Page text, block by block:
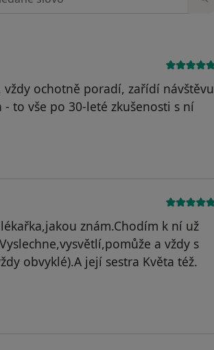
ochotně poradí, zařídí návštěvu
to vše po 30-leté zkušenosti s ní
odstraněn
znám.Chodím k ní už
a vždy s
obvyklé).A její sestra Květa též.
odstraněn